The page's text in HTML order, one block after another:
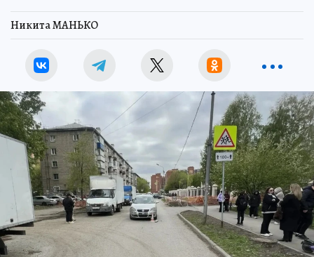
Никита МАНЬКО